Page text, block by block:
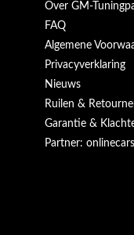
Over GM-
FAQ
Algemene
Privacyverklaring
Nieuws
Ruilen &
Garantie &
Partner: